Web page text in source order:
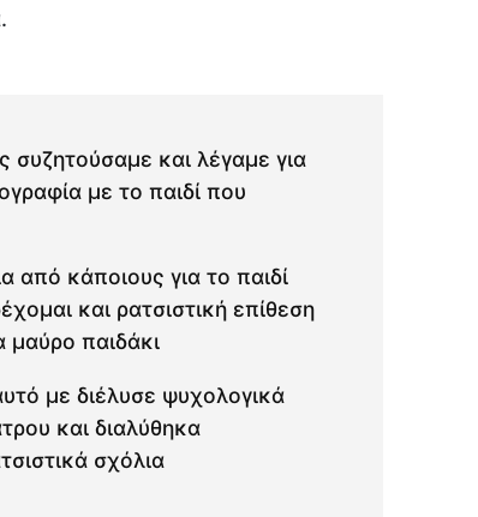
και λέγαμε για
με το παιδί που
από κάποιους για το παιδί
και ρατσιστική επίθεση
μαύρο παιδάκι
με διέλυσε ψυχολογικά
και διαλύθηκα
σχόλια